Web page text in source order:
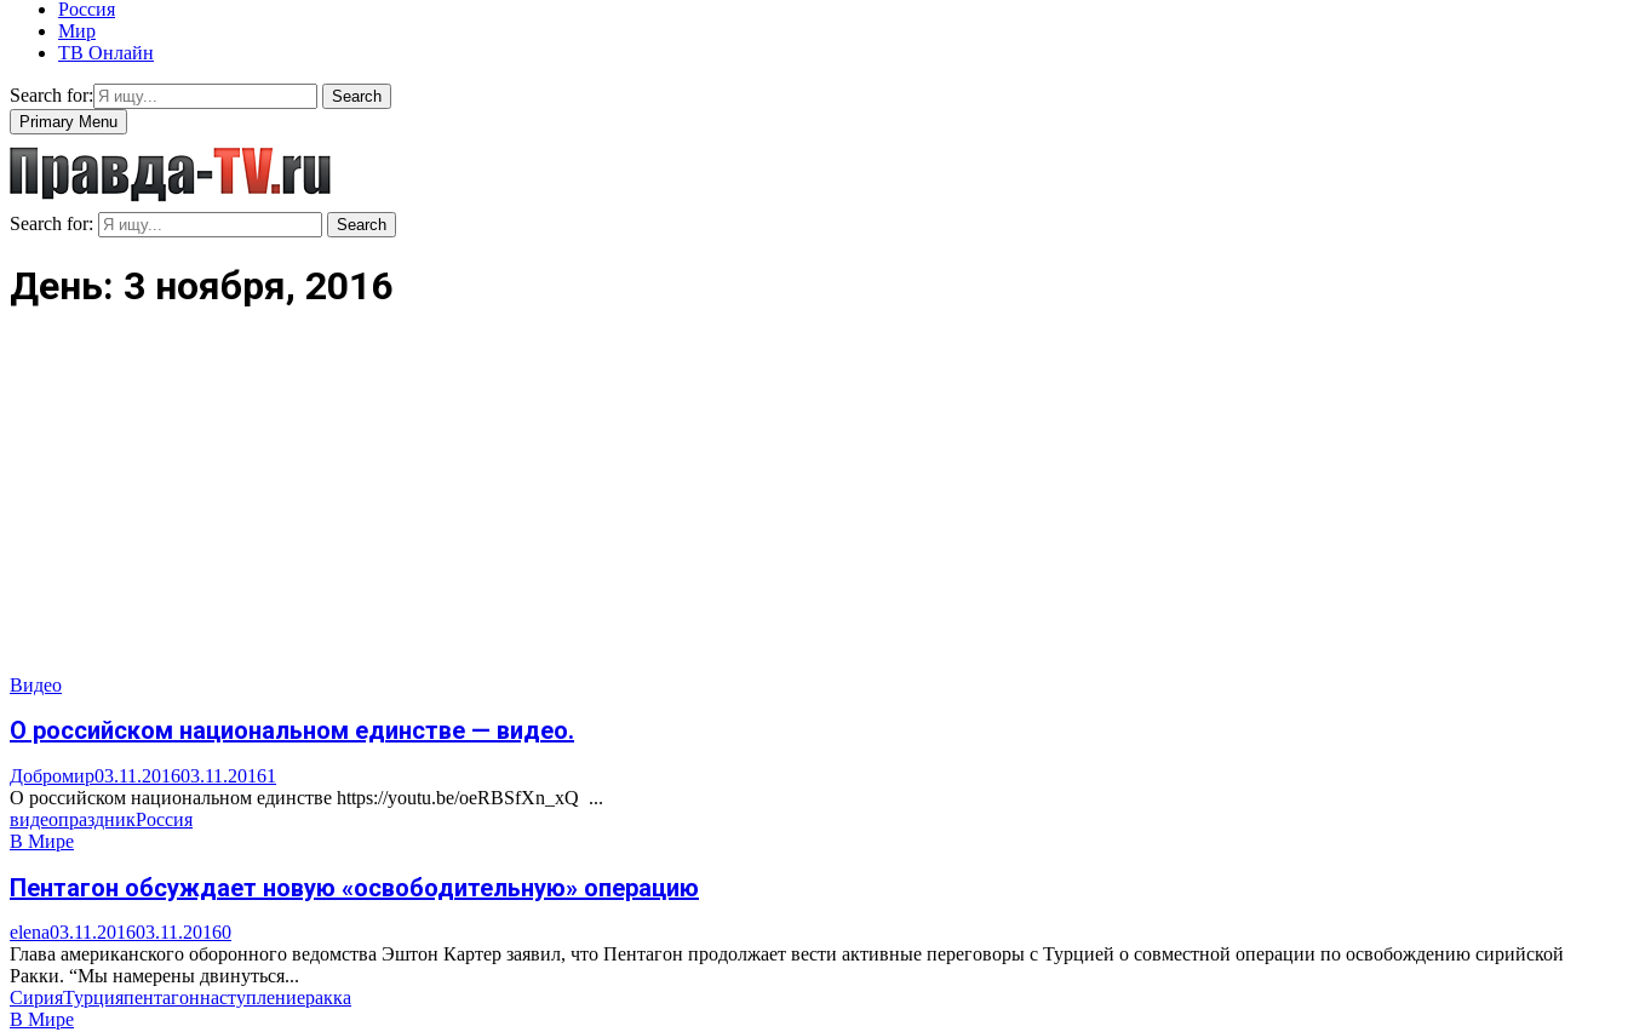
Россия
Мир
ТВ Онлайн
Search for:
Search
Primary Menu
Search for: Search
День: 3 ноября, 2016
Видео
О российском национальном единстве — видео.
Добромир03.11.201603.11.20161
О российском национальном единстве https://youtu.be/oeRBSfXn_xQ ...
видеопраздникРоссия
В Мире
Пентагон обсуждает новую «освободительную» операцию
elena03.11.201603.11.20160
Глава американского оборонного ведомства Эштон Картер заявил, что Пентагон продолжает вести активные переговоры с Турцией о совместной операции по освобождению сирийской
Ракки. “Мы намерены двинуться...
СирияТурцияпентагоннаступлениеракка
В Мире